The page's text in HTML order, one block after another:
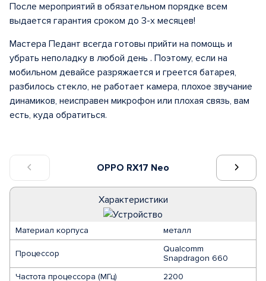
OPPO RX17 Neo
Характеристики
Материал корпуса металл
Процессор
Qualcomm
Snapdragon 660
Частота процессора (МГц)
2200
После мероприятий в обязательном порядке всем
выдается гарантия сроком до 3-х месяцев!
Мастера Педант всегда готовы прийти на помощь и
убрать неполадку в любой день . Поэтому, если на
мобильном девайсе разряжается и греется батарея,
разбилось стекло, не работает камера, плохое звучание
динамиков, неисправен микрофон или плохая связь, вам
есть, куда обратиться.